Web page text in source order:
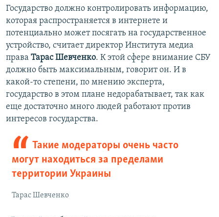
Государство должно контролировать информацию,
которая распространяется в интернете и
потенциально может посягать на государственное
устройство, считает директор Института медиа
права Тарас Шевченко. К этой сфере внимание СБУ
должно быть максимальным, говорит он. И в
какой-то степени, по мнению эксперта,
государство в этом плане недорабатывает, так как
еще достаточно много людей работают против
интересов государства.
Такие модераторы очень часто
могут находиться за пределами
территории Украины
Тарас Шевченко